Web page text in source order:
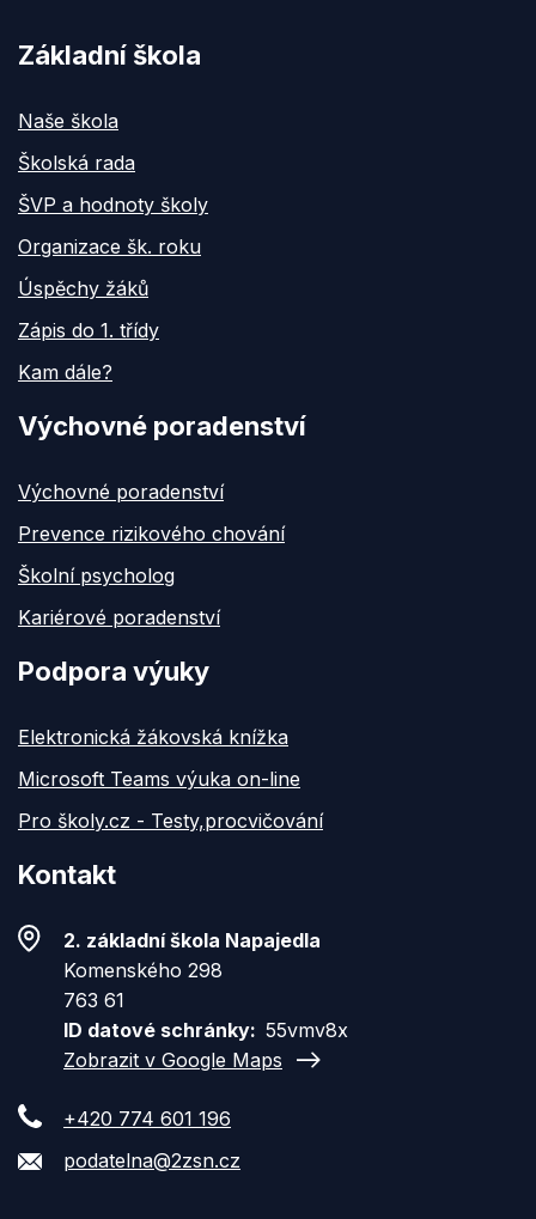
Základní škola
Naše škola
Školská rada
ŠVP a hodnoty školy
Organizace šk. roku
Úspěchy žáků
Zápis do 1. třídy
Kam dále?
Výchovné poradenství
Výchovné poradenství
Prevence rizikového chování
Školní psycholog
Kariérové poradenství
Podpora výuky
Elektronická žákovská knížka
Microsoft Teams výuka on-line
Pro školy.cz - Testy,procvičování
Kontakt
2. základní škola Napajedla
Komenského 298
763 61
ID datové schránky
55vmv8x
Zobrazit v Google Maps
+420 774 601 196
podatelna@2zsn.cz